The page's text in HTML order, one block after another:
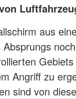
aus
Angriff zu
sind von